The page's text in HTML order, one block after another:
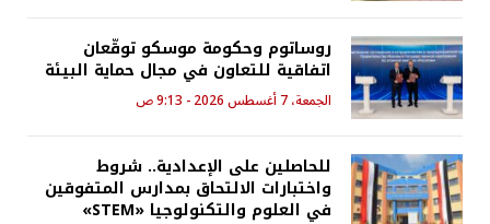
روساتوم وحكومة موسكو توقّعان
اتفاقية للتعاون في مجال حماية البيئة
الجمعة، 7 أغسطس 2026 - 9:13 ص
للحاصلين على الإعدادية.. شروط
واختبارات الالتحاق بمدارس المتفوقين
في العلوم والتكنولوجيا «STEM»